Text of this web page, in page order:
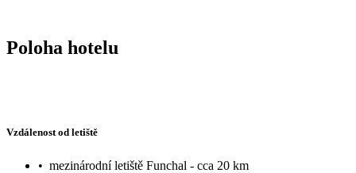
Poloha hotelu
Vzdálenost od letiště
• mezinárodní letiště Funchal - cca 20 km